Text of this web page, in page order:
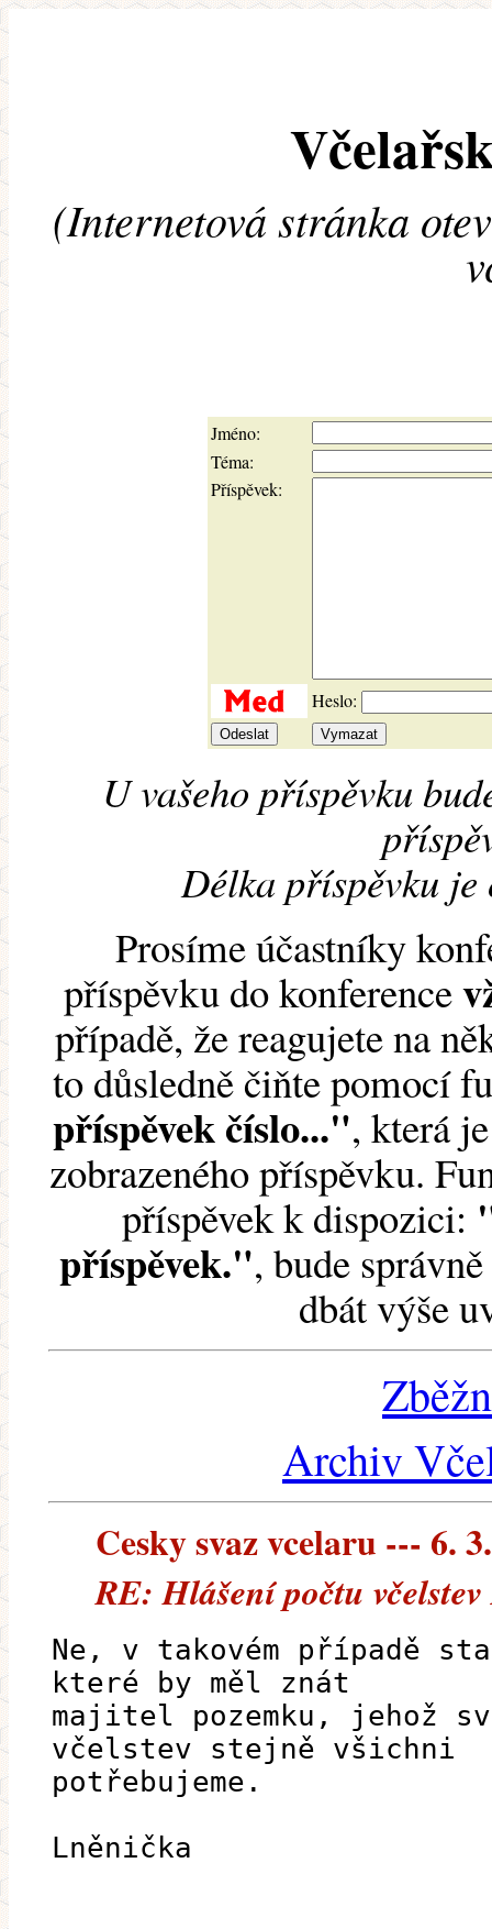
(Internetová stránka
Jméno:
Téma:
Příspěvek:
Heslo:
U vašeho příspěvku
Délka příspěvku je
Prosíme účastníky
příspěvku do konference
případě, že reagujete na
to důsledně čiňte pomocí
příspěvek číslo...", která
zobrazeného příspěvku.
příspěvek k dispozici:
příspěvek.", bude
dbát výše
Archiv
Cesky svaz vcelaru --- 6.
RE: Hlášení počtu
Ne, v takovém případě
které by měl znát
majitel pozemku, jehož
včelstev stejně všichni
potřebujeme.
Lněnička